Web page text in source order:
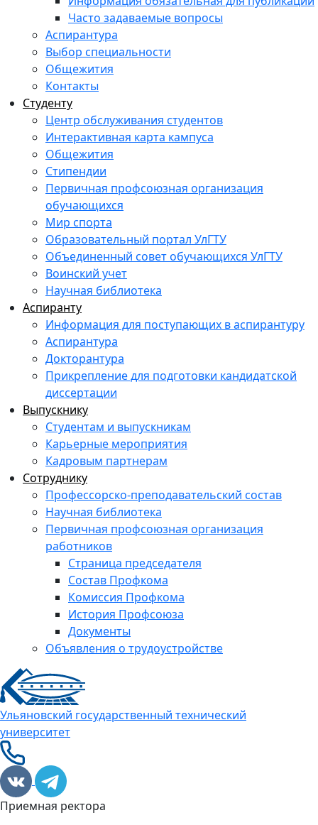
Часто задаваемые вопросы
Аспирантура
Выбор специальности
Общежития
Контакты
Студенту
Центр обслуживания студентов
Интерактивная карта кампуса
Общежития
Стипендии
Первичная профсоюзная организация
обучающихся
Мир спорта
Образовательный портал УлГТУ
Объединенный совет обучающихся УлГТУ
Воинский учет
Научная библиотека
Аспиранту
Информация для поступающих в аспирантуру
Аспирантура
Докторантура
Прикрепление для подготовки кандидатской
диссертации
Выпускнику
Студентам и выпускникам
Карьерные мероприятия
Кадровым партнерам
Сотруднику
Профессорско-преподавательский состав
Научная библиотека
Первичная профсоюзная организация
работников
Страница председателя
Состав Профкома
Комиссия Профкома
История Профсоюза
Документы
Объявления о трудоустройстве
Ульяновский государственный технический
университет
Приемная ректора